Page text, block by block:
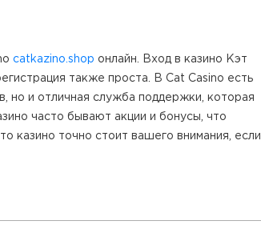
catkazino.shop онлайн. Вход в казино Кэт
также проста. В Cat Casino есть
но и отличная служба поддержки, которая
часто бывают акции и бонусы, что
казино точно стоит вашего внимания, если